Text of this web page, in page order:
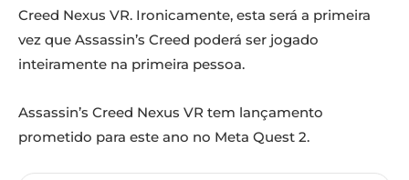
Creed Nexus VR. Ironicamente, esta será a primeira
vez que Assassin’s Creed poderá ser jogado
inteiramente na primeira pessoa.
Assassin’s Creed Nexus VR tem lançamento
prometido para este ano no Meta Quest 2.